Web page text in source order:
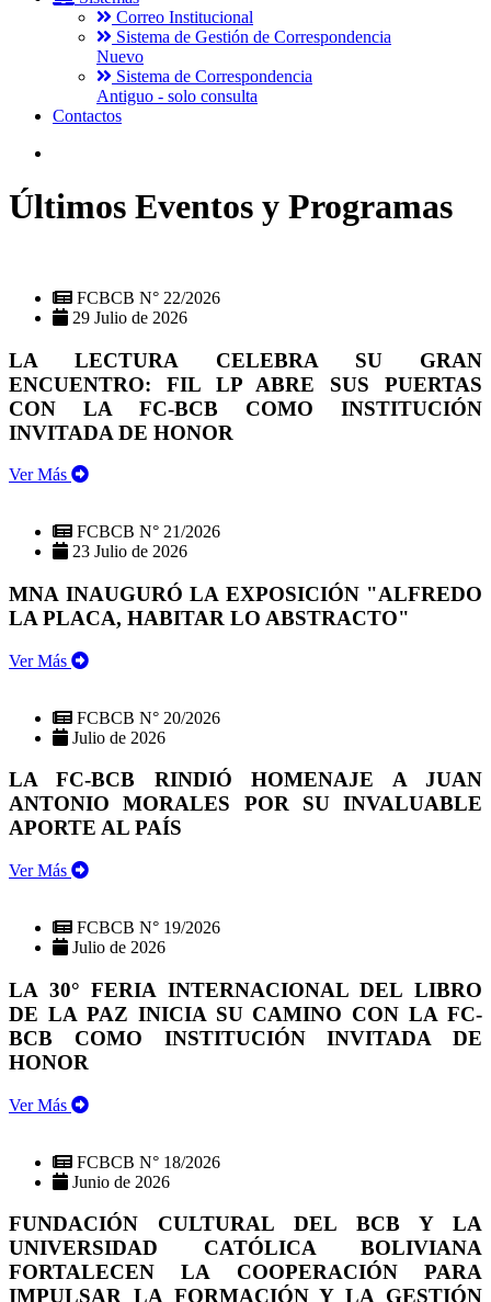
Correo Institucional
Sistema de Gestión de Correspondencia
Nuevo
Sistema de Correspondencia
Antiguo - solo consulta
Contactos
Últimos Eventos y Programas
FCBCB N° 22/2026
29 Julio de 2026
LA LECTURA CELEBRA SU GRAN
ENCUENTRO: FIL LP ABRE SUS PUERTAS
CON LA FC-BCB COMO INSTITUCIÓN
INVITADA DE HONOR
Ver Más
FCBCB N° 21/2026
23 Julio de 2026
MNA INAUGURÓ LA EXPOSICIÓN "ALFREDO
LA PLACA, HABITAR LO ABSTRACTO"
Ver Más
FCBCB N° 20/2026
Julio de 2026
LA FC-BCB RINDIÓ HOMENAJE A JUAN
ANTONIO MORALES POR SU INVALUABLE
APORTE AL PAÍS
Ver Más
FCBCB N° 19/2026
Julio de 2026
LA 30° FERIA INTERNACIONAL DEL LIBRO
DE LA PAZ INICIA SU CAMINO CON LA FC-
BCB COMO INSTITUCIÓN INVITADA DE
HONOR
Ver Más
FCBCB N° 18/2026
Junio de 2026
FUNDACIÓN CULTURAL DEL BCB Y LA
UNIVERSIDAD CATÓLICA BOLIVIANA
FORTALECEN LA COOPERACIÓN PARA
IMPULSAR LA FORMACIÓN Y LA GESTIÓN